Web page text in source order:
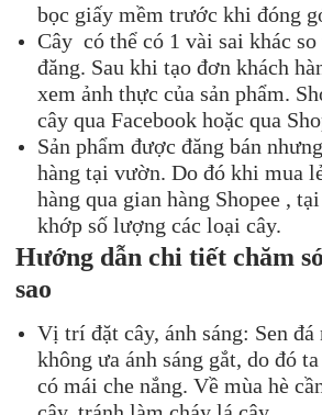
bọc giấy mềm trước khi đóng
Cây có thể có 1 vài sai khác
đăng. Sau khi tạo đơn khách
xem ảnh thực của sản phẩm.
cây qua Facebook hoặc qua
Sản phẩm được đăng bán
hàng tại vườn. Do đó khi mua
hàng qua gian hàng Shopee ,
khớp số lượng các loại cây.
Hướng dẫn chi tiết chăm
sao
Vị trí đặt cây, ánh sáng: Sen
không ưa ánh sáng gắt, do đó
có mái che nắng. Về mùa hè